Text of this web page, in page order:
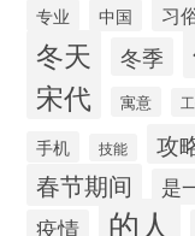
专业 中国 习
冬天 冬季
宋代 寓意
手机 技能 攻
春节期间 是
疫情
的人